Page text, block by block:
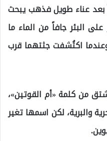
بعد عناء طويل فذهب يبحث
البئر جافاً من الماء ما
اكتُشفت جثتهما قرب
من كلمة «أم القوتين»،
والبرية، لكن اسمها تغير